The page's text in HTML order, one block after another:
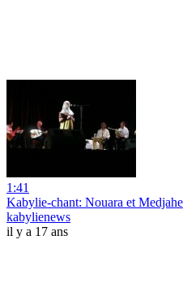
1:41
Kabylie-chant: Nouara et
kabylienews
il y a 17 ans